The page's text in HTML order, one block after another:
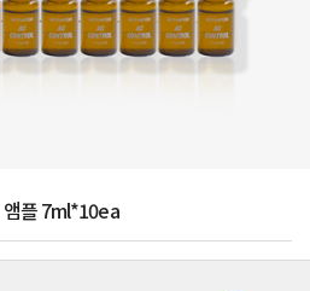
앰플 7ml*10ea